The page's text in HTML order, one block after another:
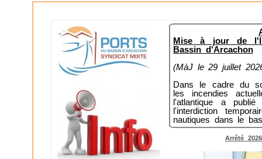
Mise à jour de l'
Bassin d'Arcachon
(MàJ le 29 juillet
Dans le cadre du
les incendies
l'atlantique a
l'interdiction
nautiques dans le
Arrêté